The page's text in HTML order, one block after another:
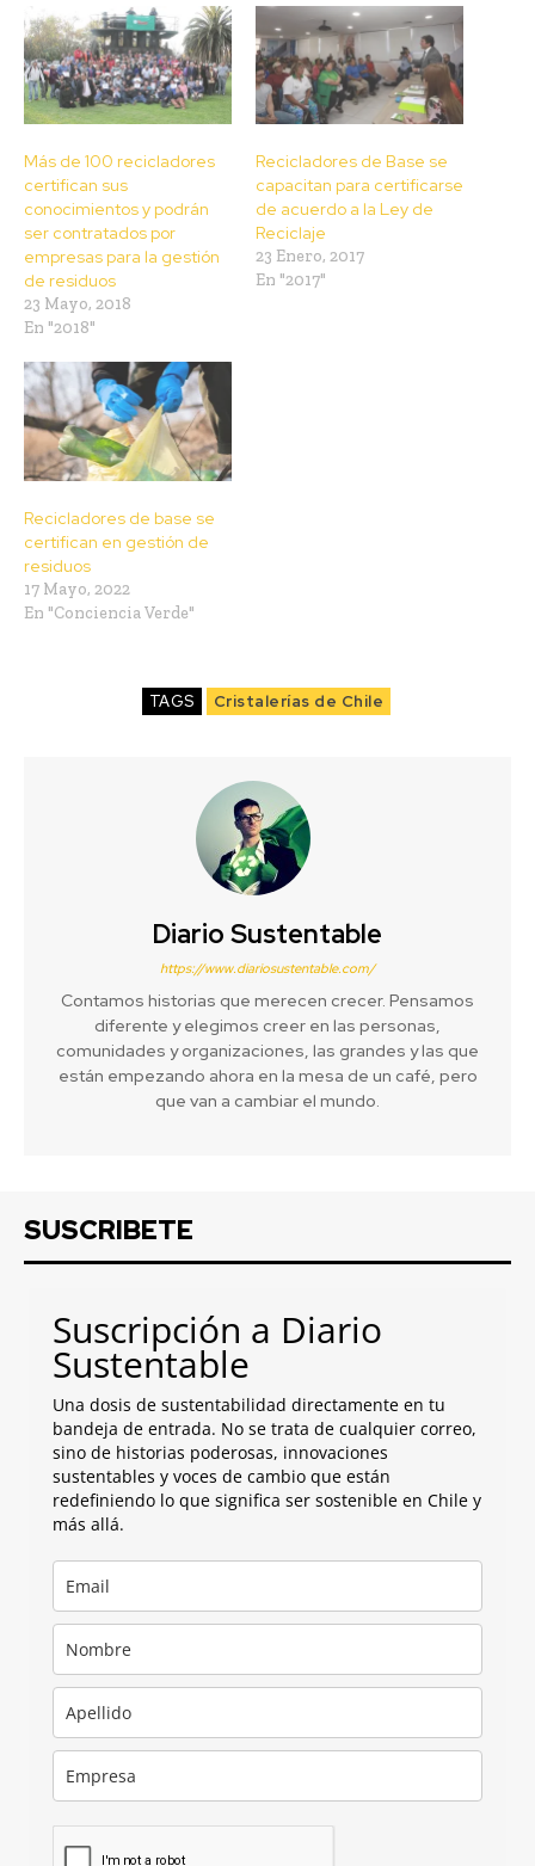
Más de 100 recicladores
certifican sus
conocimientos y podrán
ser contratados por
empresas para la gestión
de residuos
23 Mayo, 2018
En "2018"
Recicladores de Base se
capacitan para certificarse
de acuerdo a la Ley de
Reciclaje
23 Enero, 2017
En "2017"
Recicladores de base se
certifican en gestión de
residuos
17 Mayo, 2022
En "Conciencia Verde"
TAGS Cristalerías de Chile
Diario Sustentable
https://www.diariosustentable.com/
Contamos historias que merecen crecer. Pensamos
diferente y elegimos creer en las personas,
comunidades y organizaciones, las grandes y las que
están empezando ahora en la mesa de un café, pero
que van a cambiar el mundo.
SUSCRIBETE
Suscripción a Diario
Sustentable
Una dosis de sustentabilidad directamente en tu
bandeja de entrada. No se trata de cualquier correo,
sino de historias poderosas, innovaciones
sustentables y voces de cambio que están
redefiniendo lo que significa ser sostenible en Chile y
más allá.